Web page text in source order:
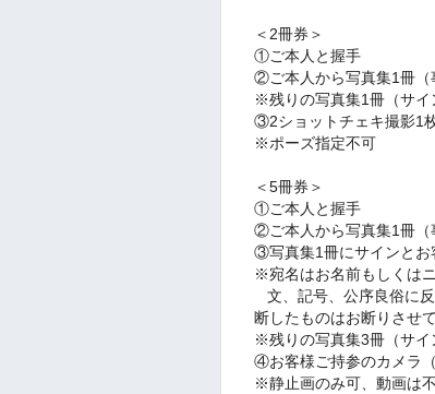
＜2冊券＞
①ご本人と握手
②ご本人から写真集1冊（
※残りの写真集1冊（サイ
③2ショットチェキ撮影1
※ポーズ指定不可
＜5冊券＞
①ご本人と握手
②ご本人から写真集1冊（
③写真集1冊にサインとお
※宛名はお名前もしくは
文、記号、公序良俗に
断したものはお断りさせ
※残りの写真集3冊（サイ
④お客様ご持参のカメラ
※静止画のみ可、動画は